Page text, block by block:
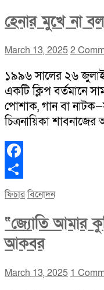
হেনার মুখে না
March 13, 20252
১৯৯৬ সালের ২৬ জুলাই
একটি ক্লিপ বর্তমানে
পোশাক, গান বা
চিত্রনায়িকা
Facebook
Share
ফিচারবিনোদন
“জ্যোতি আমার
আকবর
March 13, 2025 1